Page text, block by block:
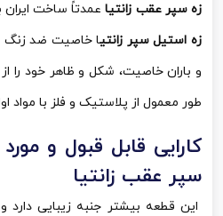
زه سپر عقب زانتیا عمدتاً ساخت
زه استیل سپر زانتیا خاصیت ضد زنگ
و باران خاصیت، شکل و ظاهر خود را
طور معمول از پلاستیک و فلز با
کارایی قابل قبول و
سپر عقب زانتیا
این قطعه بیشتر جنبه زیبایی دارد